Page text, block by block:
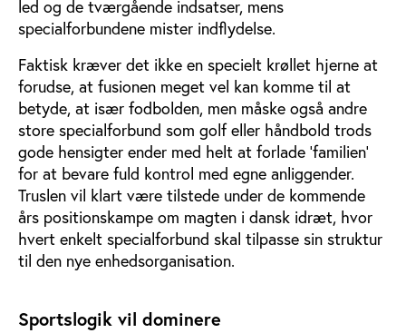
led og de tværgående indsatser, mens
specialforbundene mister indflydelse.
Faktisk kræver det ikke en specielt krøllet hjerne at
forudse, at fusionen meget vel kan komme til at
betyde, at især fodbolden, men måske også andre
store specialforbund som golf eller håndbold trods
gode hensigter ender med helt at forlade ’familien’
for at bevare fuld kontrol med egne anliggender.
Truslen vil klart være tilstede under de kommende
års positionskampe om magten i dansk idræt, hvor
hvert enkelt specialforbund skal tilpasse sin struktur
til den nye enhedsorganisation.
Sportslogik vil dominere